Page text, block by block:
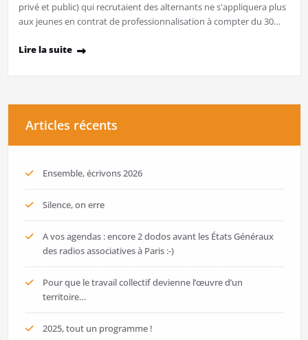
privé et public) qui recrutaient des alternants ne s'appliquera plus
aux jeunes en contrat de professionnalisation à compter du 30…
Lire la suite
Articles récents
Ensemble, écrivons 2026
Silence, on erre
A vos agendas : encore 2 dodos avant les États Généraux
des radios associatives à Paris :-)
Pour que le travail collectif devienne l’œuvre d’un
territoire…
2025, tout un programme !